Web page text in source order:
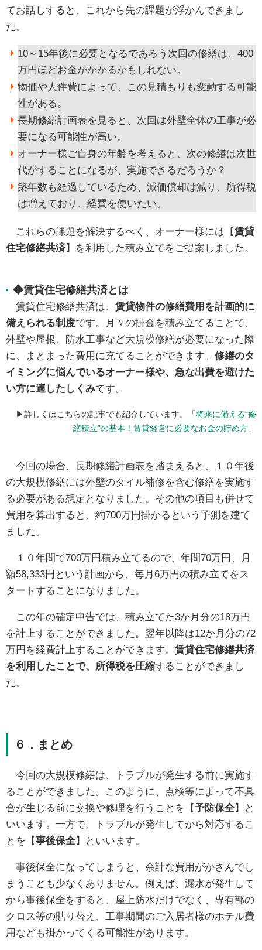
てお話しすると、これから先の課題が浮かんできまし
た。
10～15年後に必要となるであろう次回の修繕は、400
万円ほどお金がかかるかもしれない。
物価や人件費によって、この見積もりも変動する可能
性がある。
長期修繕計画表を見ると、次回は外壁全体の工事が必
要になる可能性が高い。
オーナー様ご自身の年齢を考えると、次の修繕は次世
代がすることになるが、実施できるだろうか？
築年数も経過しているため、減価償却は減り、所得税
は増えており、経費を使いたい。
これらの課題を解決するべく、オーナー様には【賃貸
住宅修繕共済】を利用した積み立てをご提案しました。
◆賃貸住宅修繕共済とは
賃貸住宅修繕共済は、 賃貸物件の修繕費用を計画的に
備えられる制度です。月々の掛金を積み立てることで、
外壁や屋根、防水工事など大規模修繕が必要になった際
に、まとまった費用に充てることができます。 修繕のタ
イミングに悩んでいるオーナー様や、急な出費を避けた
い方に適したしくみです。
▶詳しくはこちらの記事でも紹介しています。「将来に備える“修
繕積立”の基本！賃貸経営に必要なお金の貯め方 」
今回の場合、長期修繕計画表を踏まえると、１０年後
の大規模修繕には外壁のタイル補修を含む修繕を実施す
る必要がある想定となりました。その他の項目も併せて
費用を算出すると、約700万円掛かるという予測を建て
ました。
１０年間で700万円積み立てるので、年間70万円、月
額58,333円という計画から、毎月6万円の積み立てをス
タートすることになりました。
この年の確定申告では、積み立てた3か月分の18万円
を計上することができました。翌年以降は12か月分の72
万円を経費計上することができます。 賃貸住宅修繕共済
を利用したことで、所得税を圧縮することができまし
た。
６．まとめ
今回の大規模修繕は、トラブルが発生する前に実施す
ることができました。このように、点検等によって不具
合が生じる前に交換や修理を行うことを【予防保全】と
いいます。一方で、トラブルが発生してから対応するこ
とを【事後保全】といいます。
事後保全になってしまうと、余計な費用がかさんでし
まうことも少なくありません。例えば、漏水が発生して
から事後保全をすると、屋上防水だけでなく、専有部の
クロス等の貼り替え、工事期間のご入居者様のホテル費
用なども掛かってくる可能性があります。